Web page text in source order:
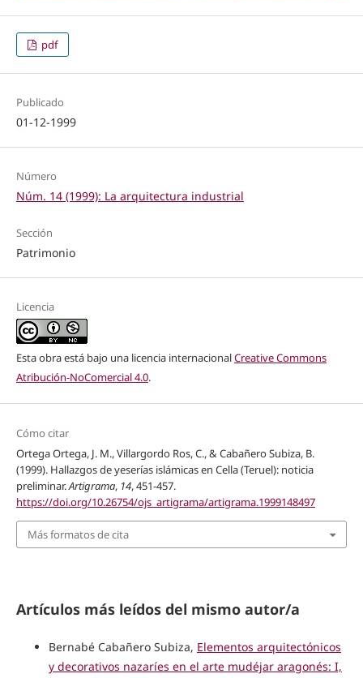
pdf
Publicado
01-12-1999
Número
Núm. 14 (1999): La arquitectura industrial
Sección
Patrimonio
Licencia
Esta obra está bajo una licencia internacionalCreative Commons
Atribución-NoComercial 4.0.
Cómo citar
Ortega Ortega, J. M., Villargordo Ros, C., & Cabañero Subiza, B.
(1999). Hallazgos de yeserías islámicas en Cella (Teruel): noticia
preliminar.Artigrama, 14, 451-457.
https://doi.org/10.26754/ojs_artigrama/artigrama.1999148497
Más formatos de cita
Artículos más leídos del mismo autor/a
Bernabé Cabañero Subiza, Elementos arquitectónicos
y decorativos nazaríes en el arte mudéjar aragonés: I,